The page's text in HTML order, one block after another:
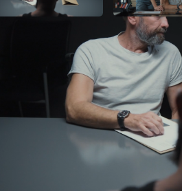
Zkušený kriminalista Johanis,
vážné nehodě vrací zpět. I
Spolu s Kamilou se pouští do
víc, než se na první pohled zdá.